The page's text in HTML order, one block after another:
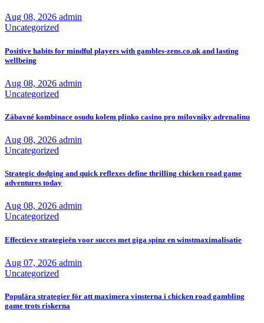
Aug 08, 2026 admin
Uncategorized
Positive habits for mindful players with gambles-zens.co.uk and lasting
wellbeing
Aug 08, 2026 admin
Uncategorized
Zábavné kombinace osudu kolem plinko casino pro milovníky adrenalinu
Aug 08, 2026 admin
Uncategorized
Strategic dodging and quick reflexes define thrilling chicken road game
adventures today
Aug 08, 2026 admin
Uncategorized
Effectieve strategieën voor succes met giga spinz en winstmaximalisatie
Aug 07, 2026 admin
Uncategorized
Populära strategier för att maximera vinsterna i chicken road gambling
game trots riskerna